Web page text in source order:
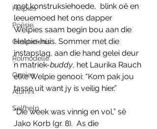
Helpies
Poësie
Geskiedenis
Rolmodelle
Onnies
Alumni
Selfhelp
met konstruksiehoede,  blink oë en
leeuemoed het ons dapper
Welpies saam begin bou aan die
Helpie-huis. Sommer met die
instapslag, aan die hand gelei deur
ŉ matriek-buddy, het Laurika Rauch
elke Welpie genooi: “Kom pak jou
tasse uit want jy is veilig hier.”
“Die week was vinnig en vol,” sê
Jako Korb (gr. 8).  As die